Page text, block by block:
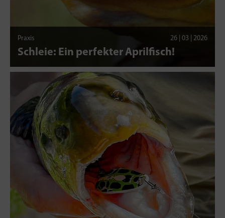
Praxis 26 | 03 | 2026
Schleie: Ein perfekter Aprilfisch!